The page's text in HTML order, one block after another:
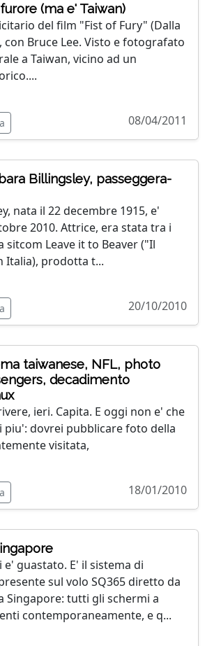
(ma e' Taiwan)
del film "Fist of Fury" (Dalla
con Bruce Lee. Visto e fotografato
a Taiwan, vicino ad un
08/04/2011
Billingsley, passeggera-
nata il 22 decembre 1915, e'
2010. Attrice, era stata tra i
Leave it to Beaver ("Il
Italia), prodotta t...
20/10/2010
taiwanese, NFL, photo
decadimento
ieri. Capita. E oggi non e' che
piu': dovrei pubblicare foto della
visitata,
18/01/2010
e' guastato. E' il sistema di
sul volo SQ365 diretto da
Singapore: tutti gli schermi a
contemporaneamente, e q...